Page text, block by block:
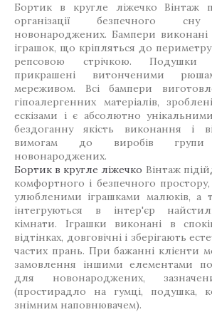
Бортик в кругле ліжечко Вінтаж
організації безпечного
новонароджених. Бампери
іграшок, що кріпляться до
репсовою стрічкою. Подушки
прикрашені витонченими
мереживом. Всі бампери
гіпоалергенних матеріалів,
ескізами і є абсолютно
бездоганну якість виконання і
вимогам до виробів
новонароджених.
Бортик в кругле ліжечко Вінтаж
комфортного і безпечного
улюбленими іграшками малюків, а
інтегруються в інтер'єр
кімнати. Іграшки виконані в
відтінках, довговічні і зберігають
частих прань. При бажанні клієнти
замовлення іншими елементами
для новонароджених,
(простирадло на гумці, подушка,
знімним наповнювачем).